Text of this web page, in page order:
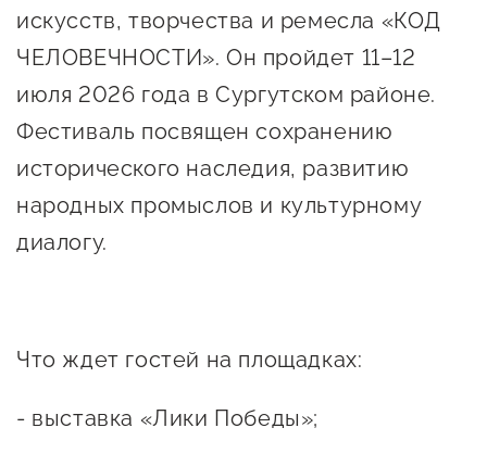
социальной сфере
Обучающие
мероприятия
Проекты
Поддержка центра
Онлайн-витрина
Справочник
предпринимателя
Органы власти
предоставляющие поддержку
Каталог маркетплейсов
продукции
искусств, творчества и ремесла «КОД
ЧЕЛОВЕЧНОСТИ». Он пройдет 11–12
июля 2026 года в Сургутском районе.
Фестиваль посвящен сохранению
исторического наследия, развитию
народных промыслов и культурному
диалогу.
Что ждет гостей на площадках:
- выставка «Лики Победы»;